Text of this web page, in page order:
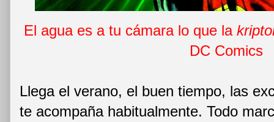
El agua es a tu cámara lo que la
DC Comics
Llega el verano, el buen tiempo, las
te acompaña habitualmente. Todo